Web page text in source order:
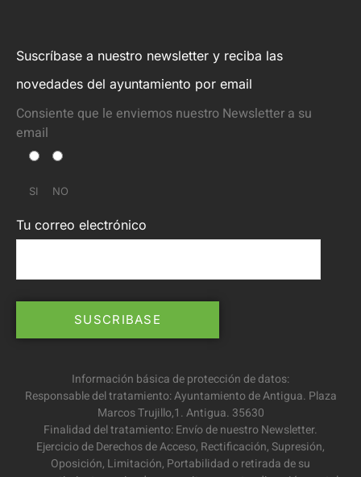
Suscríbase a nuestro newsletter y reciba las
novedades del ayuntamiento por email
Consiente que le enviemos nuestro Newsletter a su
email
SI NO
Tu correo electrónico
Información básica de protección de datos:
Responsable del tratamiento: Ayuntamiento de Antigua. Plaza
Marcos Trujillo,1. Antigua. 35630
Finalidad del tratamiento: Envío de nuestro Newsletter.
Ejercicio de Derechos de Acceso, Rectificación, Supresión,
Oposición, Limitación, Portabilidad o retirada de su